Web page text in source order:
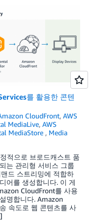
를 활용한 콘텐
CloudFront, AWS
MediaLive, AWS
MediaStore , Media
적으로 브로드캐스트 품
는 관리형 서비스 그룹
드 스트리밍에 적합하
어를 생성합니다. 이 게
CloudFront를 사용
명합니다. Amazon
속도로 웹 콘텐츠를 사